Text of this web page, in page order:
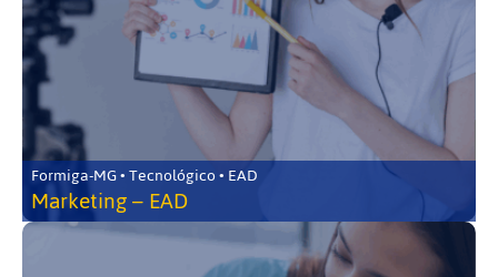
Formiga-MG • Tecnológico • EAD
Marketing – EAD